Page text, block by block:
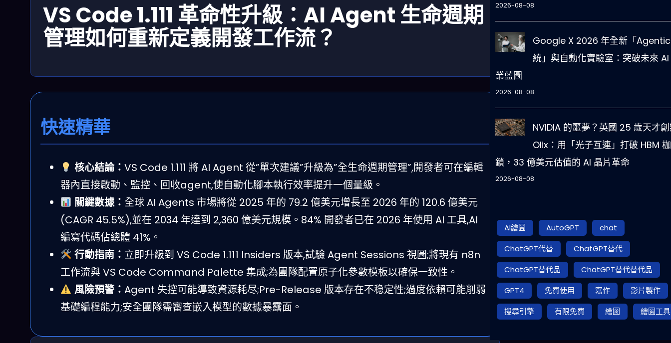
VS Code 1.111 革命性升級：AI Agent 生命週期
管理如何重新定義開發工作流？
快速精華
核心結論： VS Code 1.111 將 AI Agent 從”單次建議”升級為”全生命週期管理”,開發者可在編輯
器內直接啟動、監控、回收agent,使自動化腳本執行效率提升一個量級。
關鍵數據： 全球 AI Agents 市場將從 2025 年的 79.2 億美元增長至 2026 年的 120.6 億美元
(CAGR 45.5%),並在 2034 年達到 2,360 億美元規模。84% 開發者已在 2026 年使用 AI 工具,AI
編寫代碼佔總體 41%。
行動指南： 立即升級到 VS Code 1.111 Insiders 版本,試驗 Agent Sessions 視圖;將現有 n8n
工作流與 VS Code Command Palette 集成;為團隊配置原子化參數模板以確保一致性。
風險預警： Agent 失控可能導致資源耗尽;Pre-Release 版本存在不稳定性;過度依賴可能削弱
基礎編程能力;安全團隊需審查嵌入模型的數據暴露面。
2026-08-08
Google X 2026 年全新「
統」與自動化實驗室：突破未來
業藍圖
2026-08-08
NVIDIA 的噩夢？英國 25 歲天才
Olix：用「光子互連」打破 HBM 枷
鎖，33 億美元估值的 AI 晶片革命
2026-08-08
AI繪圖 AutoGPT
chat
ChatGPT代替
ChatGPT替代
ChatGPT替代品
ChatGPT替代替代品
GPT4
免費使用 寫作
影片製作
搜尋引擎
有限免費 繪圖 繪圖工具